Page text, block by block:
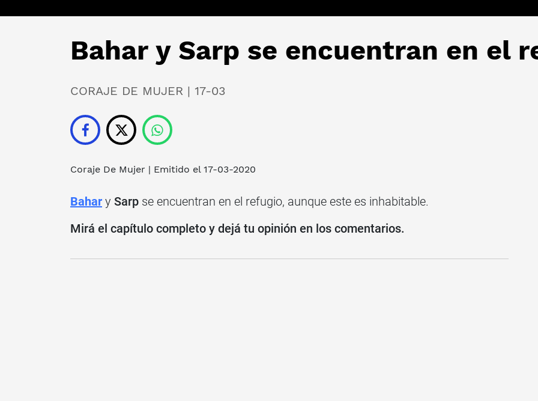
Bahar y Sarp se encuentran en el
CORAJE DE MUJER | 17-03
Coraje De Mujer | Emitido el 17-03-2020
Bahar y Sarp se encuentran en el refugio, aunque este es inhabitable.
Mirá el capítulo completo y dejá tu opinión en los comentarios.